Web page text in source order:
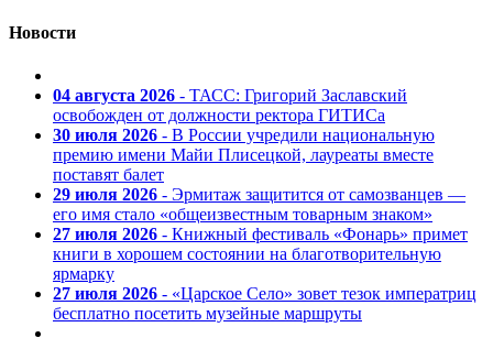
Новости
04 августа 2026 - ТАСС: Григорий Заславский
освобожден от должности ректора ГИТИСа
30 июля 2026 - В России учредили национальную
премию имени Майи Плисецкой, лауреаты вместе
поставят балет
29 июля 2026 - Эрмитаж защитится от самозванцев —
его имя стало «общеизвестным товарным знаком»
27 июля 2026 - Книжный фестиваль «Фонарь» примет
книги в хорошем состоянии на благотворительную
ярмарку
27 июля 2026 - «Царское Село» зовет тезок императриц
бесплатно посетить музейные маршруты